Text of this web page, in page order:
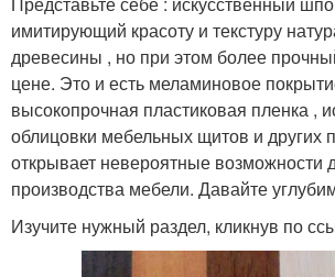
имитирующий красоту и текстуру
древесины , но при этом более
цене. Это и есть меламиновое
высокопрочная пластиковая пленка ,
облицовки мебельных щитов и других
открывает невероятные возможности
производства мебели. Давайте
Изучите нужный раздел, кликнув по